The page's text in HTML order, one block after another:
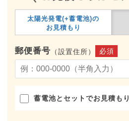
太陽光発電(+蓄電池)の
お見積もり
郵便番号 （設置住所） 必須
蓄電池とセットでお見積もり